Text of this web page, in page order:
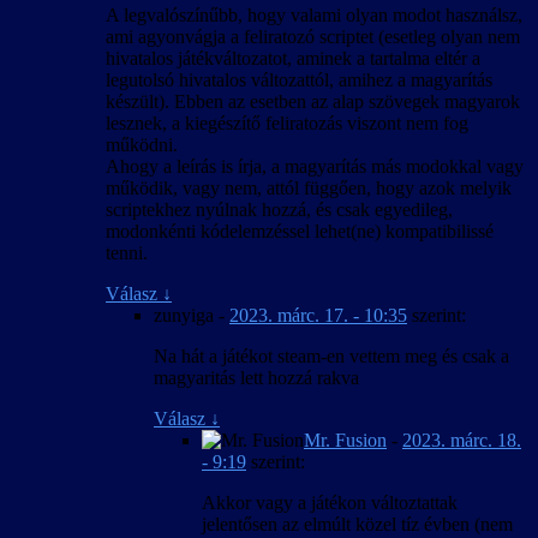
A legvalószínűbb, hogy valami olyan modot használsz,
ami agyonvágja a feliratozó scriptet (esetleg olyan nem
hivatalos játékváltozatot, aminek a tartalma eltér a
legutolsó hivatalos változattól, amihez a magyarítás
készült). Ebben az esetben az alap szövegek magyarok
lesznek, a kiegészítő feliratozás viszont nem fog
működni.
Ahogy a leírás is írja, a magyarítás más modokkal vagy
működik, vagy nem, attól függően, hogy azok melyik
scriptekhez nyúlnak hozzá, és csak egyedileg,
modonkénti kódelemzéssel lehet(ne) kompatibilissé
tenni.
Válasz ↓
zunyiga - 2023. márc. 17. - 10:35 szerint:
Na hát a játékot steam-en vettem meg és csak a
magyaritás lett hozzá rakva
Válasz ↓
Mr. Fusion - 2023. márc. 18.
- 9:19 szerint:
Akkor vagy a játékon változtattak
jelentősen az elmúlt közel tíz évben (nem